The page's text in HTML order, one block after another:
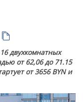
двухкомнатных
от 62,06 до 71.15
от 3656 BYN и